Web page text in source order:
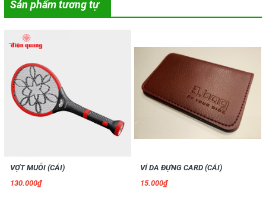
Sản phẩm tương tự
VỢT MUỖI (CÁI)
130.000₫
VÍ DA ĐỰNG CARD (CÁI)
15.000₫